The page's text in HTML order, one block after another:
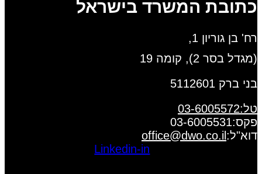
כתובת המשרד בישראל
רח' בן גוריון 1,
(מגדל בסר 2), קומה 19
בני ברק 5112601
טל:03-6005572
פקס:03-6005531
דוא"ל: office@dwo.co.il
Linkedin-in